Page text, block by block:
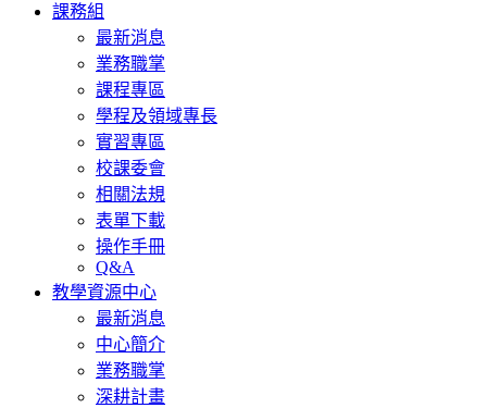
課務組
最新消息
業務職掌
課程專區
學程及領域專長
實習專區
校課委會
相關法規
表單下載
操作手冊
Q&A
教學資源中心
最新消息
中心簡介
業務職掌
深耕計畫